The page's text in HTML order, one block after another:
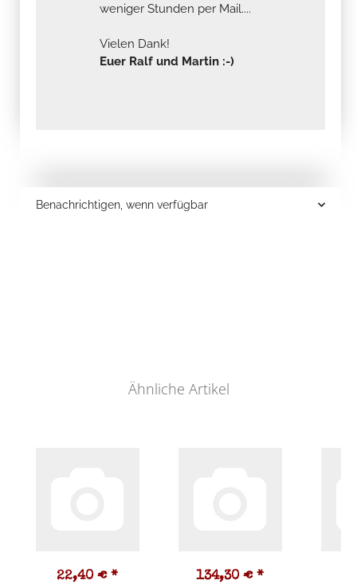
weniger Stunden per Mail....
Vielen Dank!
Euer Ralf und Martin :-)
Benachrichtigen, wenn verfügbar
Ähnliche Artikel
22,40 € * 134,30 € *